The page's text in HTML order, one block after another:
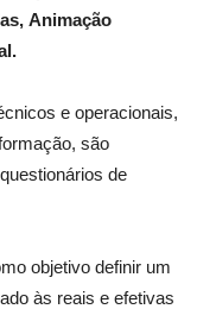
Animação
e operacionais,
são
de
objetivo definir um
às reais e efetivas